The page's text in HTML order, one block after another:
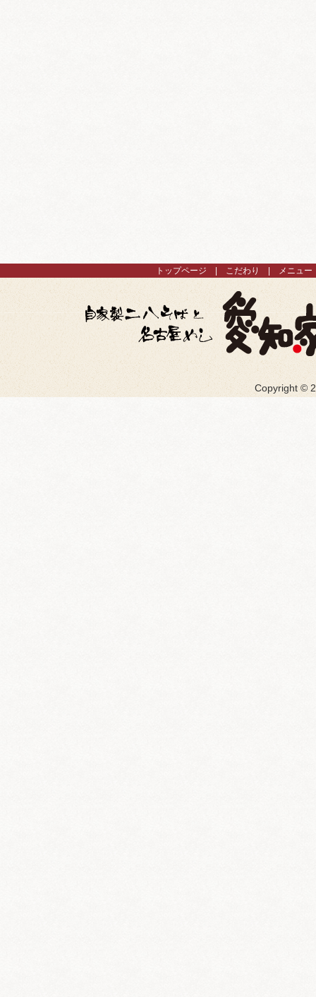
トップページ こだわり メニュー
Copyright ©